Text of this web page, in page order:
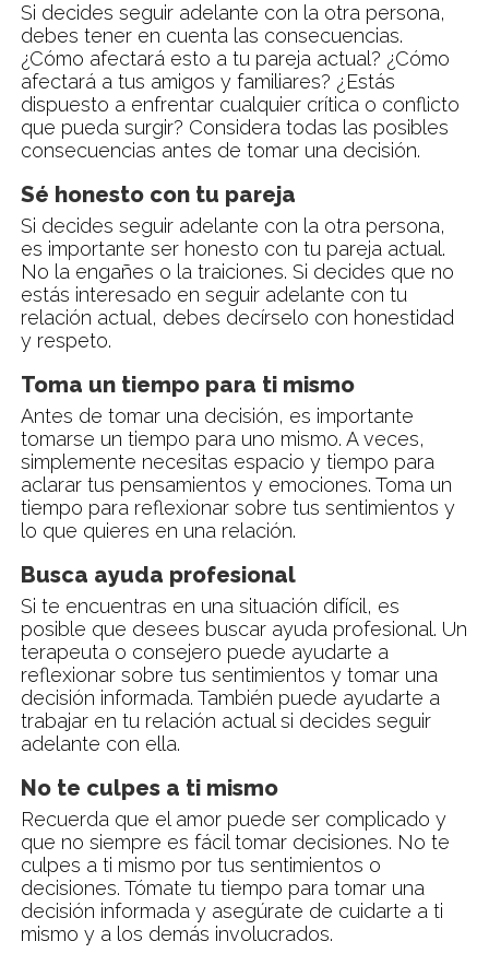
Si decides seguir adelante con la otra persona,
debes tener en cuenta las consecuencias.
¿Cómo afectará esto a tu pareja actual? ¿Cómo
afectará a tus amigos y familiares? ¿Estás
dispuesto a enfrentar cualquier crítica o conflicto
que pueda surgir? Considera todas las posibles
consecuencias antes de tomar una decisión.
Sé honesto con tu pareja
Si decides seguir adelante con la otra persona,
es importante ser honesto con tu pareja actual.
No la engañes o la traiciones. Si decides que no
estás interesado en seguir adelante con tu
relación actual, debes decírselo con honestidad
y respeto.
Toma un tiempo para ti mismo
Antes de tomar una decisión, es importante
tomarse un tiempo para uno mismo. A veces,
simplemente necesitas espacio y tiempo para
aclarar tus pensamientos y emociones. Toma un
tiempo para reflexionar sobre tus sentimientos y
lo que quieres en una relación.
Busca ayuda profesional
Si te encuentras en una situación difícil, es
posible que desees buscar ayuda profesional. Un
terapeuta o consejero puede ayudarte a
reflexionar sobre tus sentimientos y tomar una
decisión informada. También puede ayudarte a
trabajar en tu relación actual si decides seguir
adelante con ella.
No te culpes a ti mismo
Recuerda que el amor puede ser complicado y
que no siempre es fácil tomar decisiones. No te
culpes a ti mismo por tus sentimientos o
decisiones. Tómate tu tiempo para tomar una
decisión informada y asegúrate de cuidarte a ti
mismo y a los demás involucrados.